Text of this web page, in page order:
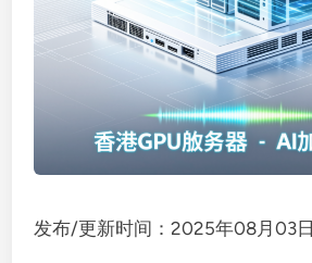
发布/更新时间：2025年08月03日